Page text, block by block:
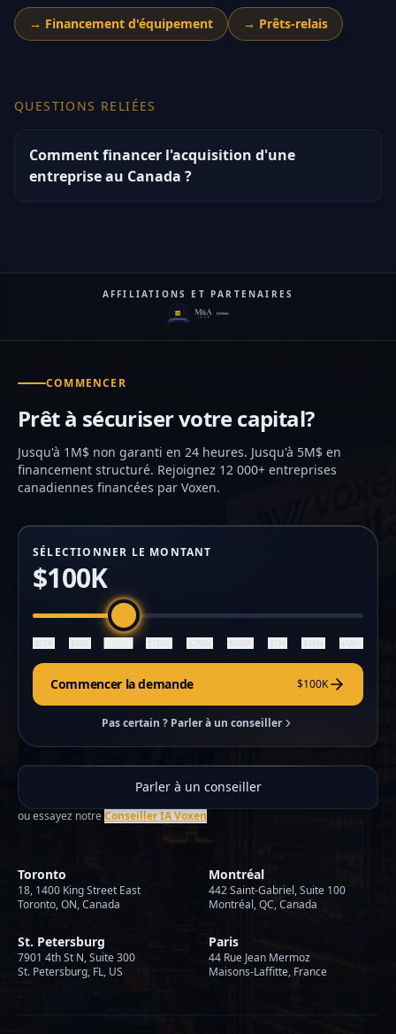
→ Financement d'équipement → Prêts-relais
QUESTIONS RELIÉES
Comment financer l'acquisition d'une
entreprise au Canada ?
AFFILIATIONS ET PARTENAIRES
COMMENCER
Prêt à sécuriser votre capital?
Jusqu'à 1M$ non garanti en 24 heures. Jusqu'à 5M$ en
financement structuré. Rejoignez 12 000+ entreprises
canadiennes financées par Voxen.
SÉLECTIONNER LE MONTANT
$100K
$25K $50K $150K $250K $500K $1M $2M+ $5M+
Commencer la demande $100K
Pas certain ? Parler à un conseiller
Parler à un conseiller
ou essayez notreConseiller IA Voxen
Toronto
18, 1400 King Street East
Toronto, ON, Canada
Montréal
442 Saint-Gabriel, Suite 100
Montréal, QC, Canada
St. Petersburg
7901 4th St N, Suite 300
St. Petersburg, FL, US
Paris
44 Rue Jean Mermoz
Maisons-Laffitte, France